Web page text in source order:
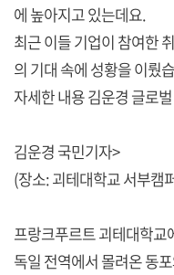
에 높아지고 있는데요.
최근 이들 기업이 참여한
의 기대 속에 성황을 이뤘
자세한 내용 김운경 글로
김운경 국민기자>
(장소: 괴테대학교 서부캠
프랑크푸르트 괴테대학교
독일 전역에서 몰려온 동